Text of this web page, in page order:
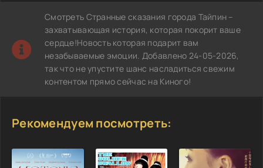
Смотреть Странные сказания города Тайпин –
захватывающая история, которая покорит ваше
сердце!Новость которая подарит вам
незабываемые эмоции. Добавлено 24-05-2026,
так что не упустите шанс насладиться свежим
контентом прямо сейчас на Киного!
Рекомендуем посмотреть: